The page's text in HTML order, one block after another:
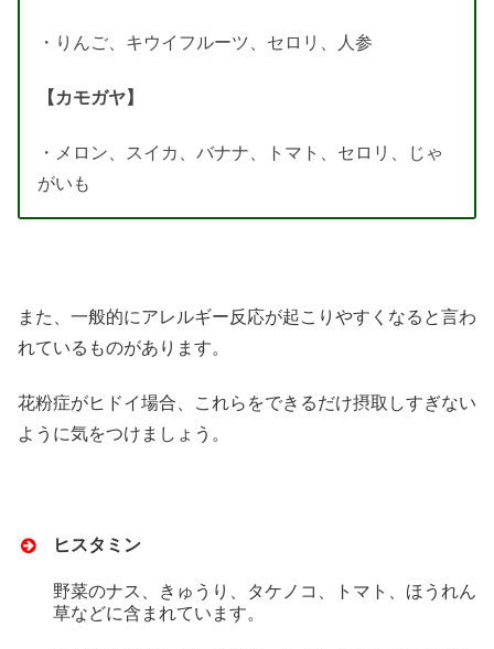
・りんご、キウイフルーツ、セロリ、人参
【カモガヤ】
・メロン、スイカ、バナナ、トマト、セロリ、じゃ
がいも
また、一般的にアレルギー反応が起こりやすくなると言わ
れているものがあります。
花粉症がヒドイ場合、これらをできるだけ摂取しすぎない
ように気をつけましょう。
ヒスタミン
野菜のナス、きゅうり、タケノコ、トマト、ほうれん
草などに含まれています。